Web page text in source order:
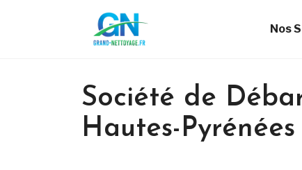
Nos
Société de
Hautes-